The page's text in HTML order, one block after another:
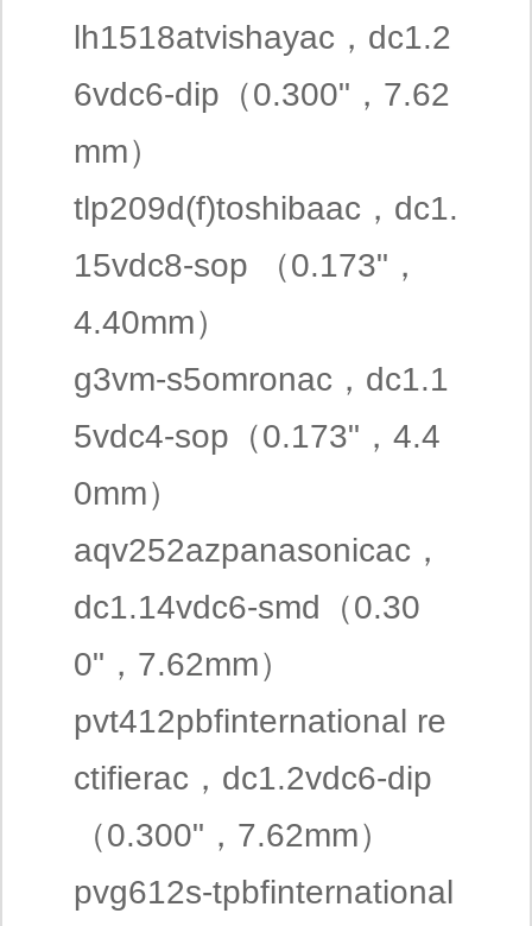
lh1518atvishayac，dc1.2
6vdc6-dip（0.300"，7.62
mm）
tlp209d(f)toshibaac，dc1.
15vdc8-sop （0.173"，
4.40mm）
g3vm-s5omronac，dc1.1
5vdc4-sop（0.173"，4.4
0mm）
aqv252azpanasonicac，
dc1.14vdc6-smd（0.30
0"，7.62mm）
pvt412pbfinternational re
ctifierac，dc1.2vdc6-dip
（0.300"，7.62mm）
pvg612s-tpbfinternational